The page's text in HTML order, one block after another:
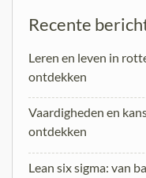
Recente
Leren en leven in
ontdekken
Vaardigheden en
ontdekken
Lean six sigma: van